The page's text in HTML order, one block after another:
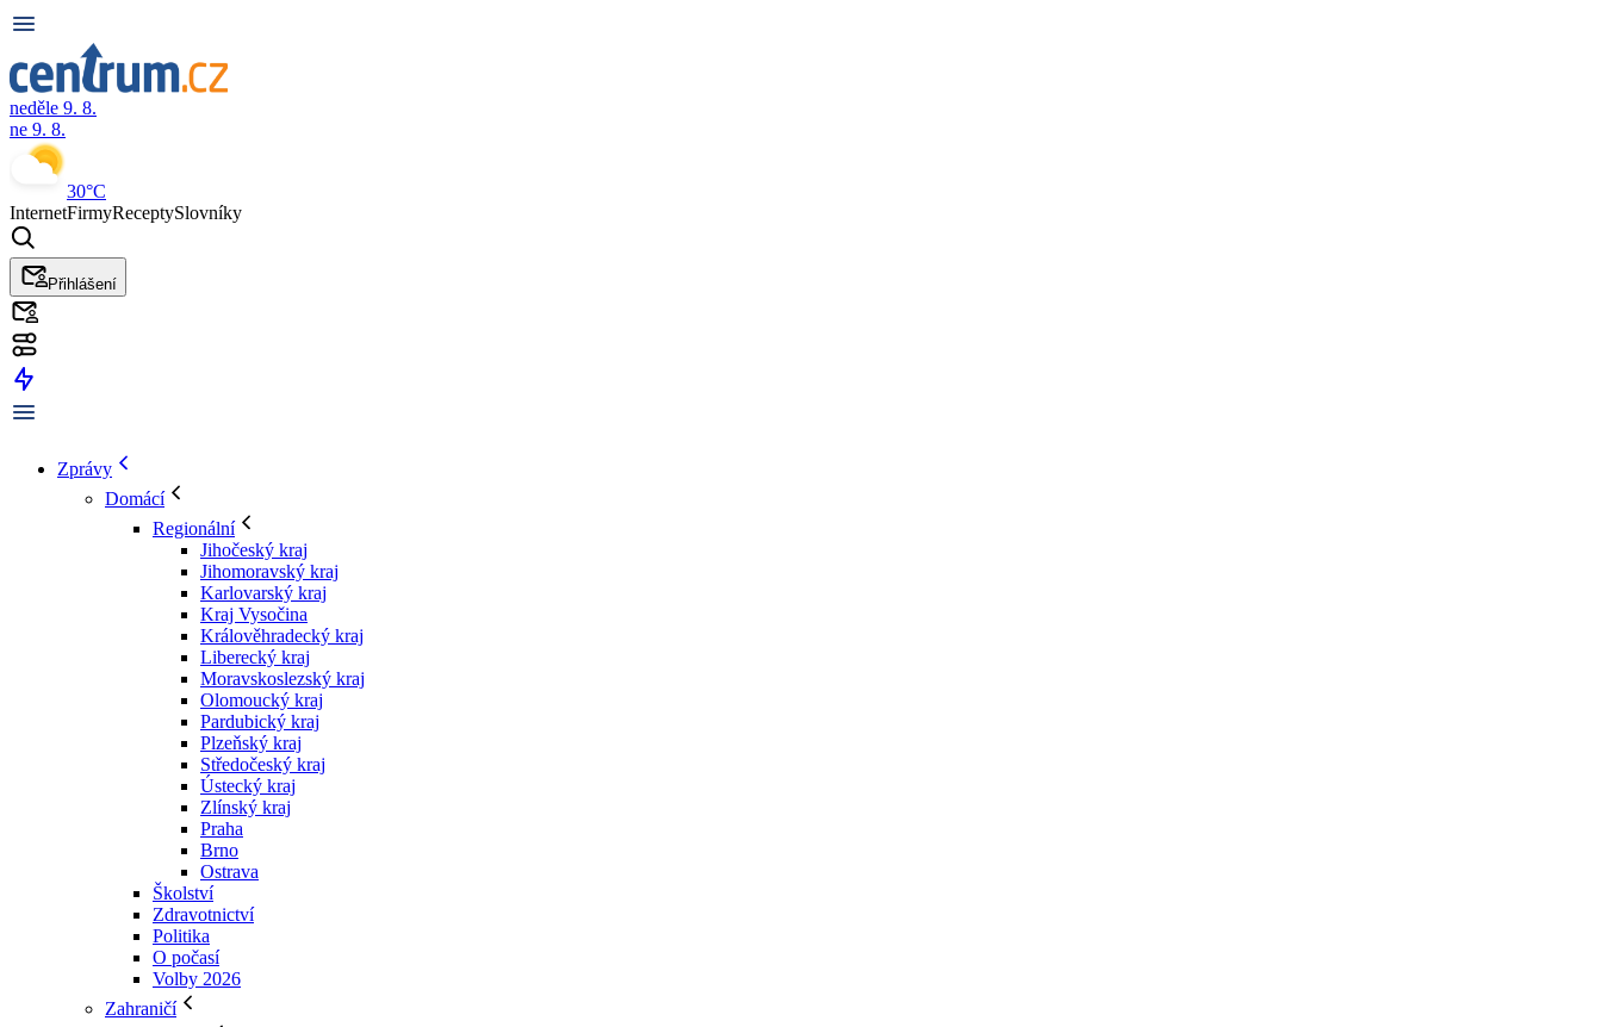
neděle 9. 8.
ne 9. 8.
30°C
InternetFirmyReceptySlovníky
Přihlášení
Zprávy
Domácí
Regionální
Jihočeský kraj
Jihomoravský kraj
Karlovarský kraj
Kraj Vysočina
Králověhradecký kraj
Liberecký kraj
Moravskoslezský kraj
Olomoucký kraj
Pardubický kraj
Plzeňský kraj
Středočeský kraj
Ústecký kraj
Zlínský kraj
Praha
Brno
Ostrava
Školství
Zdravotnictví
Politika
O počasí
Volby 2026
Zahraničí